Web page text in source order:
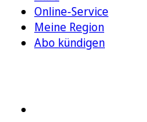
Online-Service
Meine Region
Abo kündigen